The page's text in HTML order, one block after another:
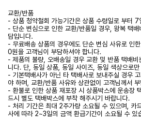
교환/반품
- 상품 청약철회 가능기간은 상품 수령일로 부터 7
- 단순 변심으로 인한 교환/반품일 경우, 왕복 택
담입니다.
- 무료배송 상품의 경우에도 단순 변심 사유로 인
0원을 고객님이 부담하셔야 합니다.
- 제품의 불량, 오배송일 경우 교환 및 반품 택배비
니다. 단, 동일 상품, 동일 사이즈, 동일 색상으로
- 기본택배사가 아닌 타 택배사로 보내주실 경우
야 하며, 교환/반품 사유와 상관없이 고객님께서
- 환불로 인한 상품 재포장 시 상품박스에 운송장
드시 별도 택배박스에 부착 해주시기 바랍니다.
- 처리 기간은 최대 2주가량 소요될 수 있으며, 카
사에 따라 2~3일의 금액 환급기간이 소요될 수 있